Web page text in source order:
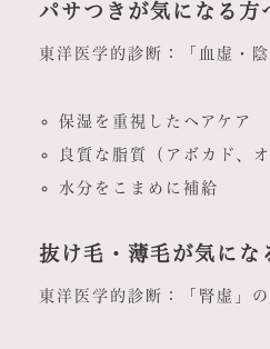
パサつきが気になる方
東洋医学的診断：「血虚・
保湿を重視したヘアケア
良質な脂質（アボカド、
水分をこまめに補給
抜け毛・薄毛が気にな
東洋医学的診断：「腎虚」